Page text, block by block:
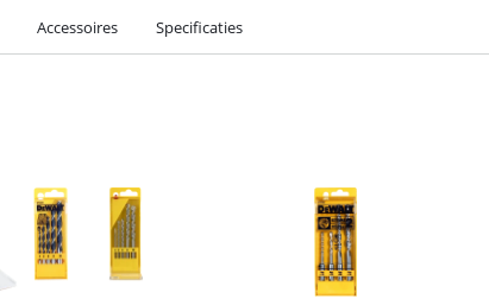
Accessoires Specificaties